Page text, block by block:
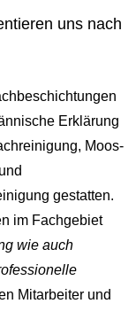
uns nach
Erklärung
Moos-
gestatten.
im Fachgebiet
wie auch
Mitarbeiter und